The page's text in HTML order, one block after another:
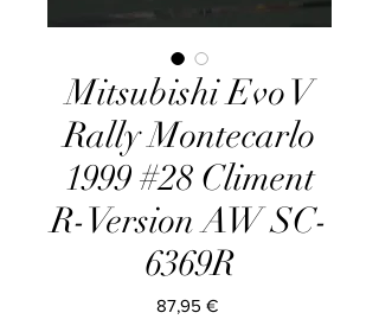
Mitsubishi Evo V
Rally Montecarlo
1999 #28 Climent
R-Version AW SC-
6369R
87,95 €Precio